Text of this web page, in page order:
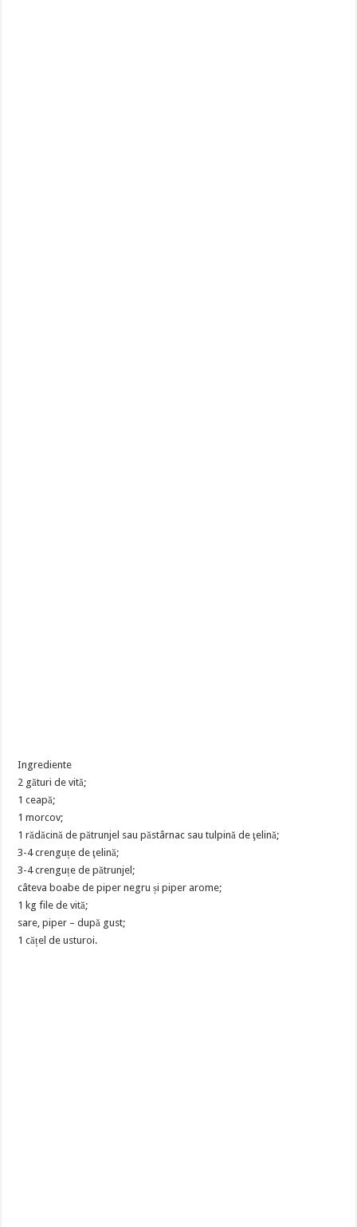
Ingrediente
2 gături de vită;
1 ceapă;
1 morcov;
1 rădăcină de pătrunjel sau păstârnac sau tulpină de ţelină;
3-4 crenguțe de ţelină;
3-4 crenguțe de pătrunjel;
câteva boabe de piper negru și piper arome;
1 kg file de vită;
sare, piper – după gust;
1 cățel de usturoi.